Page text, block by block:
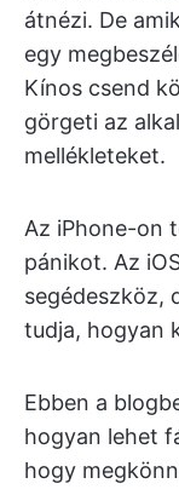
átnézi. De
egy
Kínos csend
görgeti az
mellékleteket.
Az iPhone-on
pánikot. Az
segédeszköz,
tudja, hogyan
Ebben a
hogyan lehet
hogy